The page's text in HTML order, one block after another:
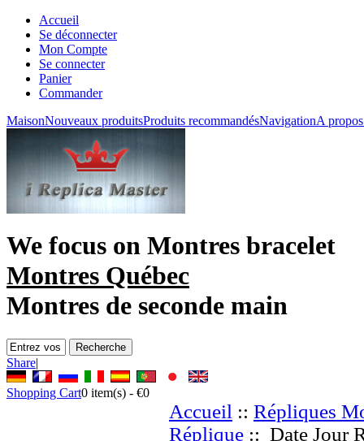
Accueil
Se déconnecter
Mon Compte
Se connecter
Panier
Commander
MaisonNouveaux produitsProduits recommandésNavigationA
We focus on Montres bracelet
Montres Québec
Montres de seconde main
Share|
Shopping Cart0 item(s) - €0
Accueil :: Répliques
Réplique :: Date Jour